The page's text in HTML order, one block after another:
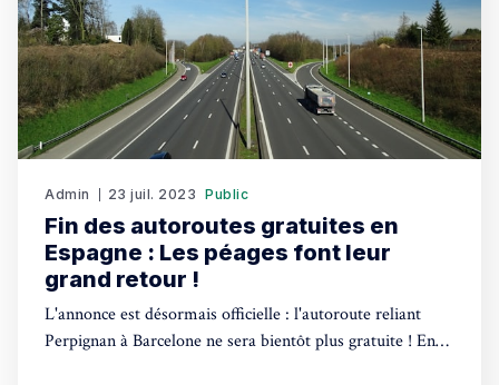
Admin 23 juil. 2023 Public
Fin des autoroutes gratuites en
Espagne : Les péages font leur
grand retour !
L'annonce est désormais officielle : l'autoroute reliant
Perpignan à Barcelone ne sera bientôt plus gratuite ! En